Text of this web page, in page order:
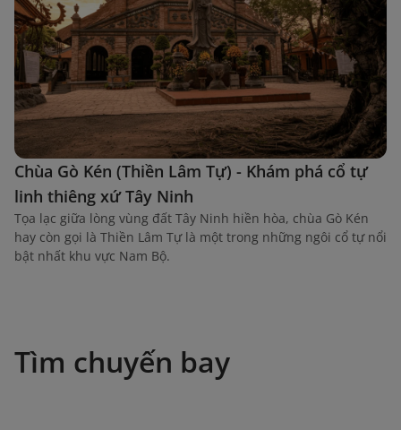
Chùa Gò Kén (Thiền Lâm Tự) - Khám phá cổ tự
linh thiêng xứ Tây Ninh
Tọa lạc giữa lòng vùng đất Tây Ninh hiền hòa, chùa Gò Kén
hay còn gọi là Thiền Lâm Tự là một trong những ngôi cổ tự nổi
bật nhất khu vực Nam Bộ.
Tìm chuyến bay